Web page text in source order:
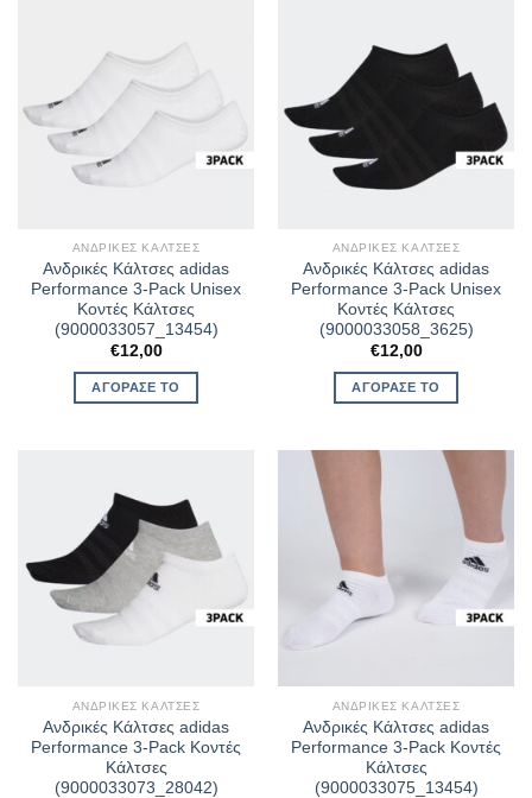
ΑΝΔΡΙΚΈΣ ΚΆΛΤΣΕΣ
Ανδρικές Κάλτσες adidas
Performance 3-Pack Unisex
Κοντές Κάλτσες
(9000033057_13454)
€12,00
ΑΓΌΡΑΣΈ ΤΟ
ΑΝΔΡΙΚΈΣ ΚΆΛΤΣΕΣ
Ανδρικές Κάλτσες adidas
Performance 3-Pack Unisex
Κοντές Κάλτσες
(9000033058_3625)
€12,00
ΑΓΌΡΑΣΈ ΤΟ
ΑΝΔΡΙΚΈΣ ΚΆΛΤΣΕΣ
Ανδρικές Κάλτσες adidas
Performance 3-Pack Κοντές
Κάλτσες
(9000033073_28042)
ΑΝΔΡΙΚΈΣ ΚΆΛΤΣΕΣ
Ανδρικές Κάλτσες adidas
Performance 3-Pack Κοντές
Κάλτσες
(9000033075_13454)